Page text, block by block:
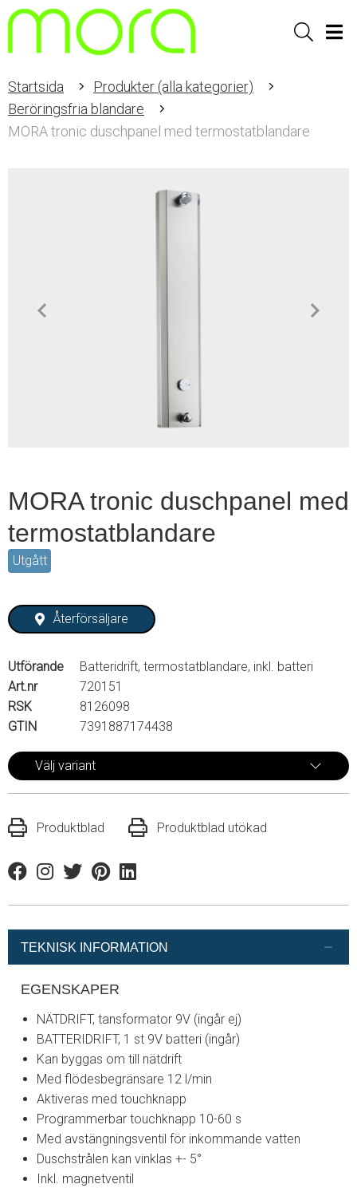
Sök
Startsida
Produkter (alla kategorier)
Beröringsfria blandare
MORA tronic duschpanel med termostatblandare
MORA tronic duschpanel med
termostatblandare
Utgått
Återförsäljare
Utförande
Batteridrift, termostatblandare, inkl. batteri
Art.nr
720151
RSK
8126098
GTIN
7391887174438
Välj variant
Produktblad Produktblad utökad
FacebookInstagram
TwitterPinterestLinkedin
TEKNISK INFORMATION
EGENSKAPER
NÄTDRIFT, tansformator 9V (ingår ej)
BATTERIDRIFT, 1 st 9V batteri (ingår)
Kan byggas om till nätdrift
Med flödesbegränsare 12 l/min
Aktiveras med touchknapp
Programmerbar touchknapp 10-60 s
Med avstängningsventil för inkommande vatten
Duschstrålen kan vinklas +- 5°
Inkl. magnetventil